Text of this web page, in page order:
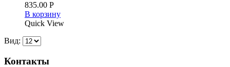
835.00 Р
В корзину
Quick View
Вид:
Контакты